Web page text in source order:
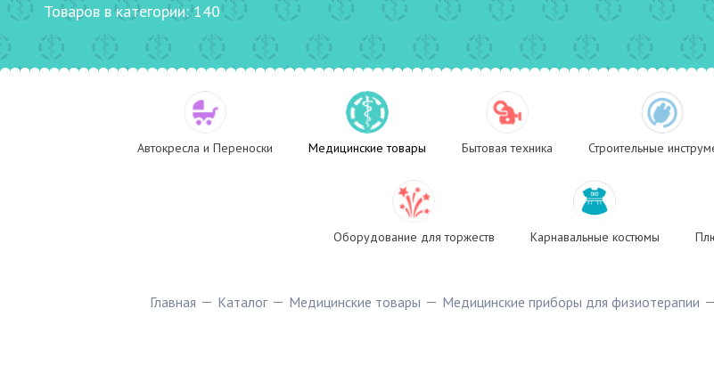
Товаров в категории:140
Автокресла и Переноски Медицинские товары Бытовая техника Строительные
Оборудование для торжеств Карнавальные костюмы
Главная Каталог Медицинские товары Медицинские приборы для физиотерапии